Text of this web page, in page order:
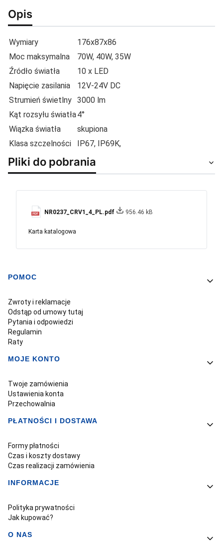
Opis
Wymiary
176x87x86
Moc maksymalna
70W, 40W, 35W
Źródło światła
10 x LED
Napięcie zasilania
12V-24V DC
Strumień świetlny 3000 lm
Kąt rozsyłu światła4°
Wiązka światła
skupiona
Klasa szczelności
IP67, IP69K,
Pliki do pobrania
NR0237_CRV1_4_PL.pdf 956.46 kB
Karta katalogowa
Linki w stopce
POMOC
Zwroty i reklamacje
Odstąp od umowy tutaj
Pytania i odpowiedzi
Regulamin
Raty
MOJE KONTO
Twoje zamówienia
Ustawienia konta
Przechowalnia
PŁATNOŚCI I DOSTAWA
Formy płatności
Czas i koszty dostawy
Czas realizacji zamówienia
INFORMACJE
Polityka prywatności
Jak kupować?
O NAS